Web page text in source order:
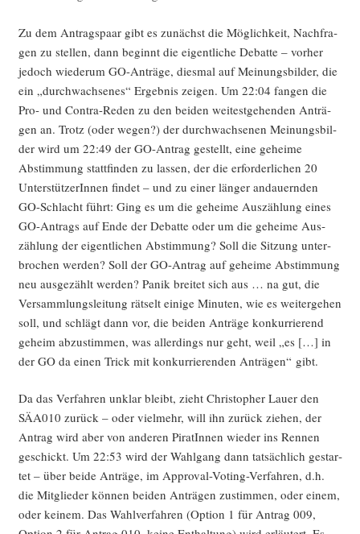
Zu dem Antrags­paar gibt es zunächst die Mög­lich­keit, Nach­fra­
gen zu stel­len, dann beginnt die eigent­li­che Debat­te – vor­her
jedoch wie­der­um GO-Anträ­ge, dies­mal auf Mei­nungs­bil­der, die
ein „durch­wach­se­nes“ Ergeb­nis zei­gen. Um 22:04 fan­gen die
Pro- und Con­tra-Reden zu den bei­den wei­test­ge­hen­den Anträ­
gen an. Trotz (oder wegen?) der durch­wach­se­nen Mei­nungs­bil­
der wird um 22:49 der GO-Antrag gestellt, eine gehei­me
Abstim­mung statt­fin­den zu las­sen, der die erfor­der­li­chen 20
Unter­stüt­ze­rIn­nen fin­det – und zu einer län­ger andau­ern­den
GO-Schlacht führt: Ging es um die gehei­me Aus­zäh­lung eines
GO-Antrags auf Ende der Debat­te oder um die gehei­me Aus­
zäh­lung der eigent­li­chen Abstim­mung? Soll die Sit­zung unter­
bro­chen wer­den? Soll der GO-Antrag auf gehei­me Abstim­mung
neu aus­ge­zählt wer­den? Panik brei­tet sich aus … na gut, die
Ver­samm­lungs­lei­tung rät­selt eini­ge Minu­ten, wie es wei­ter­ge­hen
soll, und schlägt dann vor, die bei­den Anträ­ge kon­kur­rie­rend
geheim abzu­stim­men, was aller­dings nur geht, weil „es […] in
der GO da einen Trick mit kon­kur­rie­ren­den Anträ­gen“ gibt.
Da das Ver­fah­ren unklar bleibt, zieht Chris­to­pher Lau­er den
SÄA010 zurück – oder viel­mehr, will ihn zurück zie­hen, der
Antrag wird aber von ande­ren Pira­tIn­nen wie­der ins Ren­nen
geschickt. Um 22:53 wird der Wahl­gang dann tat­säch­lich gestar­
tet – über bei­de Anträ­ge, im Appr­oval-Voting-Ver­fah­ren, d.h.
die Mit­glie­der kön­nen bei­den Anträ­gen zustim­men, oder einem,
oder kei­nem. Das Wahl­ver­fah­ren (Opti­on 1 für Antrag 009,